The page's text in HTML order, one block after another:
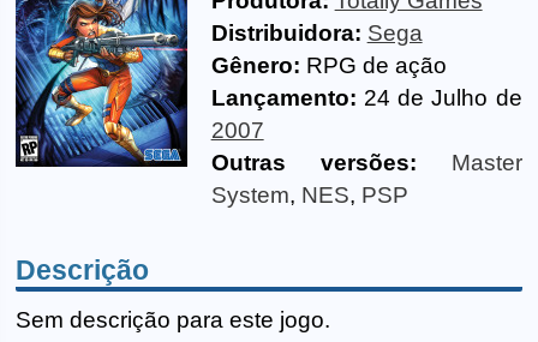
Distribuidora: Sega
Gênero: RPG de ação
Lançamento: 24 de Julho de
2007
Outras versões:
Master
System, NES, PSP
Descrição
Sem descrição para este jogo.